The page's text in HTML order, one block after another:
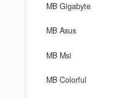
MB Gigabyte
MB Asus
MB Msi
MB Colorful